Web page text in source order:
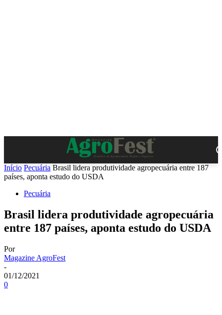
Início Pecuária Brasil lidera produtividade agropecuária entre 187
países, aponta estudo do USDA
Pecuária
Brasil lidera produtividade agropecuária
entre 187 países, aponta estudo do USDA
Por
Magazine AgroFest
-
01/12/2021
0